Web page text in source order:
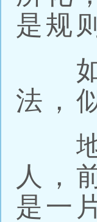
是规
如
法，
地
人，
是一